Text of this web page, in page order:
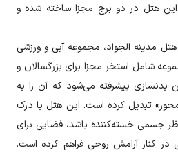
هتل در دو برج مجزا ساخته شده و
مدینه الجواد، مجموعه آبی و ورزشی
شامل استخر مجزا برای بزرگسالان و
بدنسازی پیشرفته می‌شود که آن را به
تبدیل کرده است. این هتل با درک
نظر جسمی خسته‌کننده باشد، فضایی برای
در کنار آرامش روحی فراهم کرده است.